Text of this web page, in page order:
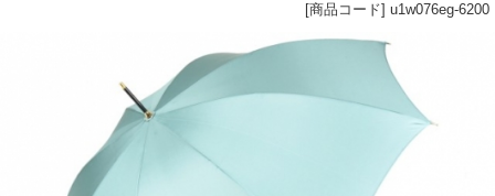
[商品コード] u1w076eg-6200